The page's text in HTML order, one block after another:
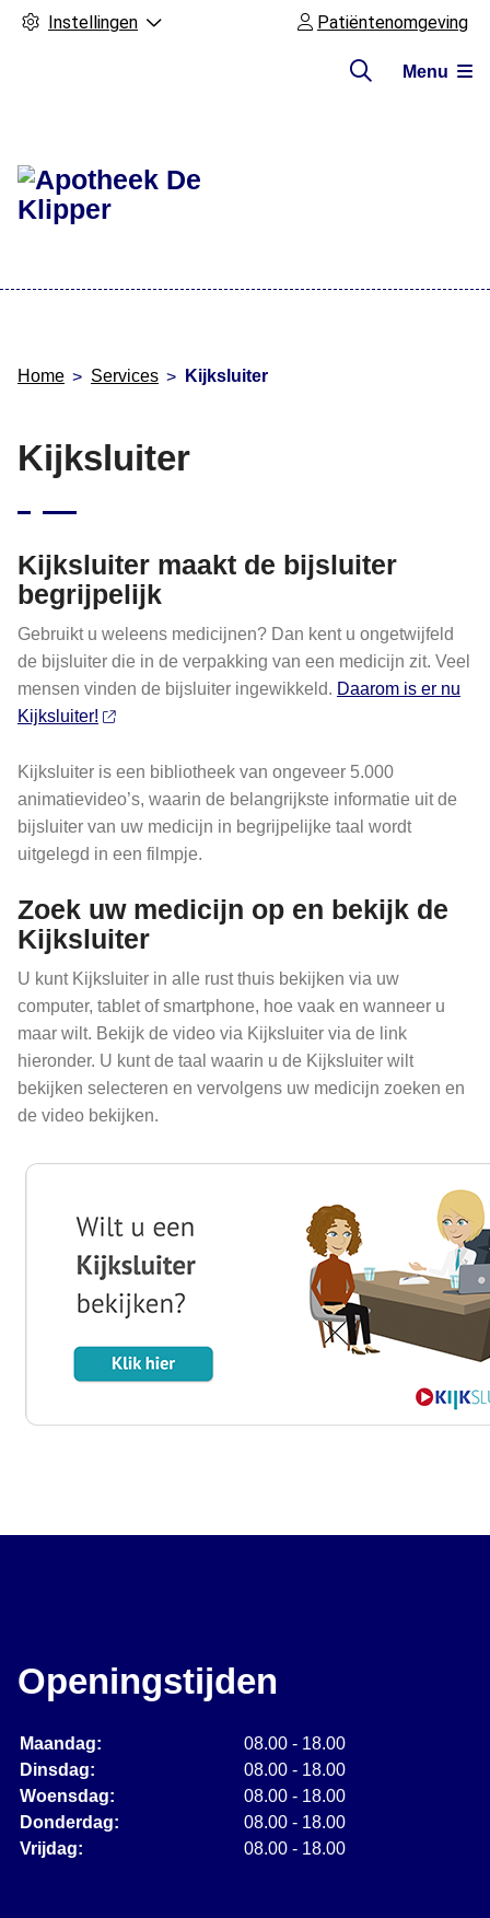
Instellingen Patiëntenomgeving
Menu
Home Services Kijksluiter
Kijksluiter
Kijksluiter maakt de bijsluiter
begrijpelijk
Gebruikt u weleens medicijnen? Dan kent u ongetwijfeld
de bijsluiter die in de verpakking van een medicijn zit. Veel
mensen vinden de bijsluiter ingewikkeld. Daarom is er nu
Kijksluiter!
Kijksluiter is een bibliotheek van ongeveer 5.000
animatievideo’s, waarin de belangrijkste informatie uit de
bijsluiter van uw medicijn in begrijpelijke taal wordt
uitgelegd in een filmpje.
Zoek uw medicijn op en bekijk de
Kijksluiter
U kunt Kijksluiter in alle rust thuis bekijken via uw
computer, tablet of smartphone, hoe vaak en wanneer u
maar wilt. Bekijk de video via Kijksluiter via de link
hieronder. U kunt de taal waarin u de Kijksluiter wilt
bekijken selecteren en vervolgens uw medicijn zoeken en
de video bekijken.
Openingstijden
Maandag:
08.00 - 18.00
Dinsdag:
08.00 - 18.00
Woensdag:
08.00 - 18.00
Donderdag:
08.00 - 18.00
Vrijdag:
08.00 - 18.00